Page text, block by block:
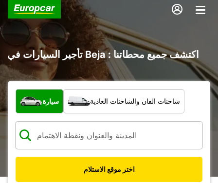
تأجير السيارات في Beja : اكتشف جميع محطاتنا
ما نوع المركبة؟
سيارة شاحنات الفان والشاحنات العادية
اختر موقع الاستلام